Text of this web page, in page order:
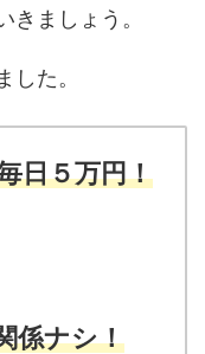
きましょう。
した。
日５万円！
係ナシ！